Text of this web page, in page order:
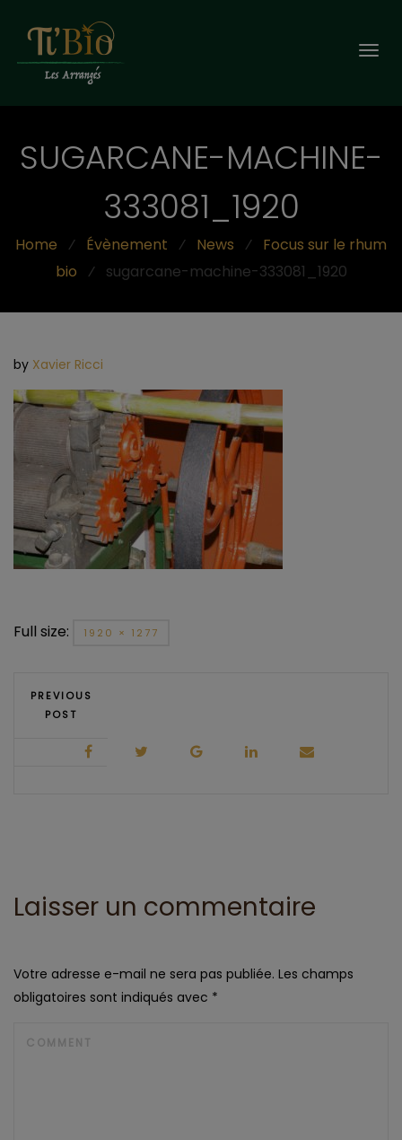
SUGARCANE-MACHINE-
333081_1920
Home ⁄ Évènement ⁄ News ⁄ Focus sur le rhum
bio
⁄ sugarcane-machine-333081_1920
by Xavier Ricci
Full size: 1920 × 1277
PREVIOUS
POST
Laisser un commentaire
Votre adresse e-mail ne sera pas publiée. Les champs
obligatoires sont indiqués avec *